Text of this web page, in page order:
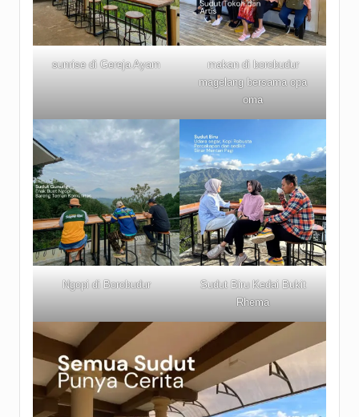
sunrise di Gereja Ayam
makan di borobudur
magelang bersama opa
oma
Ngopi di Borobudur
Sudut Biru Kedai Bukit
Rhema